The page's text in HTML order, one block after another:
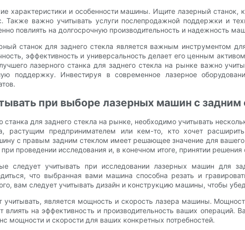
характеристики и особенности машины. Ищите лазерный станок,
Также важно учитывать услуги послепродажной поддержки и
повлиять на долгосрочную производительность и надежность
станок для заднего стекла является важным инструментом
эффективность и универсальность делает его ценным
лазерного станка для заднего стекла на рынке важно
поддержку. Инвестируя в современное лазерное
при выборе лазерных машин с задним
станка для заднего стекла на рынке, необходимо учитывать
растущим предпринимателем или кем-то, кто хочет
с правым задним стеклом имеет решающее значение для
проведении исследования и, в конечном итоге, принятии решения
следует учитывать при исследовании лазерных машин для
что выбранная вами машина способна резать и
вам следует учитывать дизайн и конструкцию машины, чтобы
является мощность и скорость лазера машины.
влиять на эффективность и производительность ваших операций.
мощности и скорости для ваших конкретных потребностей.